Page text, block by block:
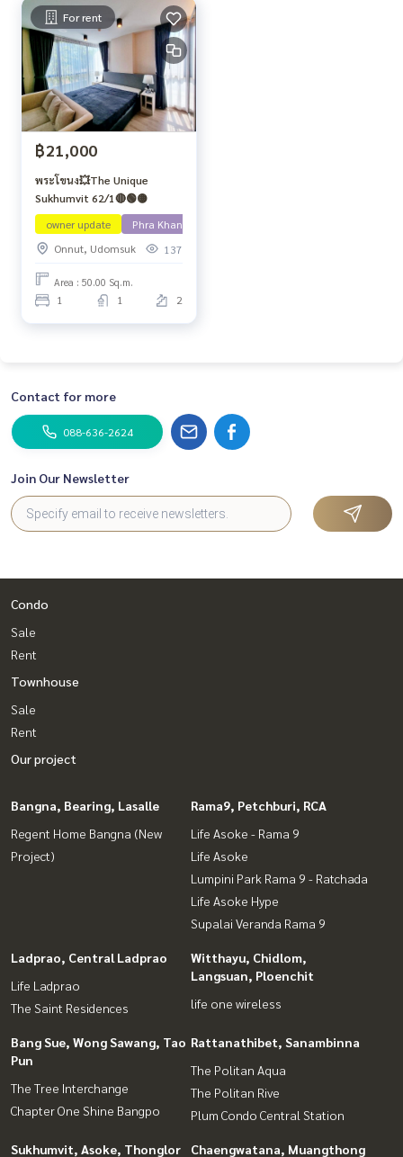
For rent
฿21,000
พระโขนง💥The Unique
Sukhumvit 62/1🔴🟢🟡
owner update
Phra Khanong
Onnut, Udomsuk
137
Area : 50.00 Sq.m.
1 1 2
Contact for more
088-636-2624
Join Our Newsletter
Condo
Sale
Rent
Townhouse
Sale
Rent
Our project
Bangna, Bearing, Lasalle
Regent Home Bangna (New
Project)
Rama9, Petchburi, RCA
Life Asoke - Rama 9
Life Asoke
Lumpini Park Rama 9 - Ratchada
Life Asoke Hype
Supalai Veranda Rama 9
Ladprao, Central Ladprao
Life Ladprao
The Saint Residences
Witthayu, Chidlom,
Langsuan, Ploenchit
life one wireless
Bang Sue, Wong Sawang, Tao
Pun
The Tree Interchange
Chapter One Shine Bangpo
Rattanathibet, Sanambinna
The Politan Aqua
The Politan Rive
Plum Condo Central Station
Sukhumvit, Asoke, Thonglor Chaengwatana, Muangthong